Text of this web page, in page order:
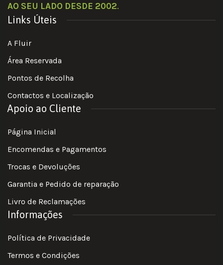
AO SEU LADO DESDE 2002.
Links Úteis
A Fluir
Área Reservada
Pontos de Recolha
Contactos e Localização
Apoio ao Cliente
Página Inicial
Encomendas e Pagamentos
Trocas e Devoluções
Garantia e Pedido de reparação
Livro de Reclamações
Informações
Política de Privacidade
Termos e Condições